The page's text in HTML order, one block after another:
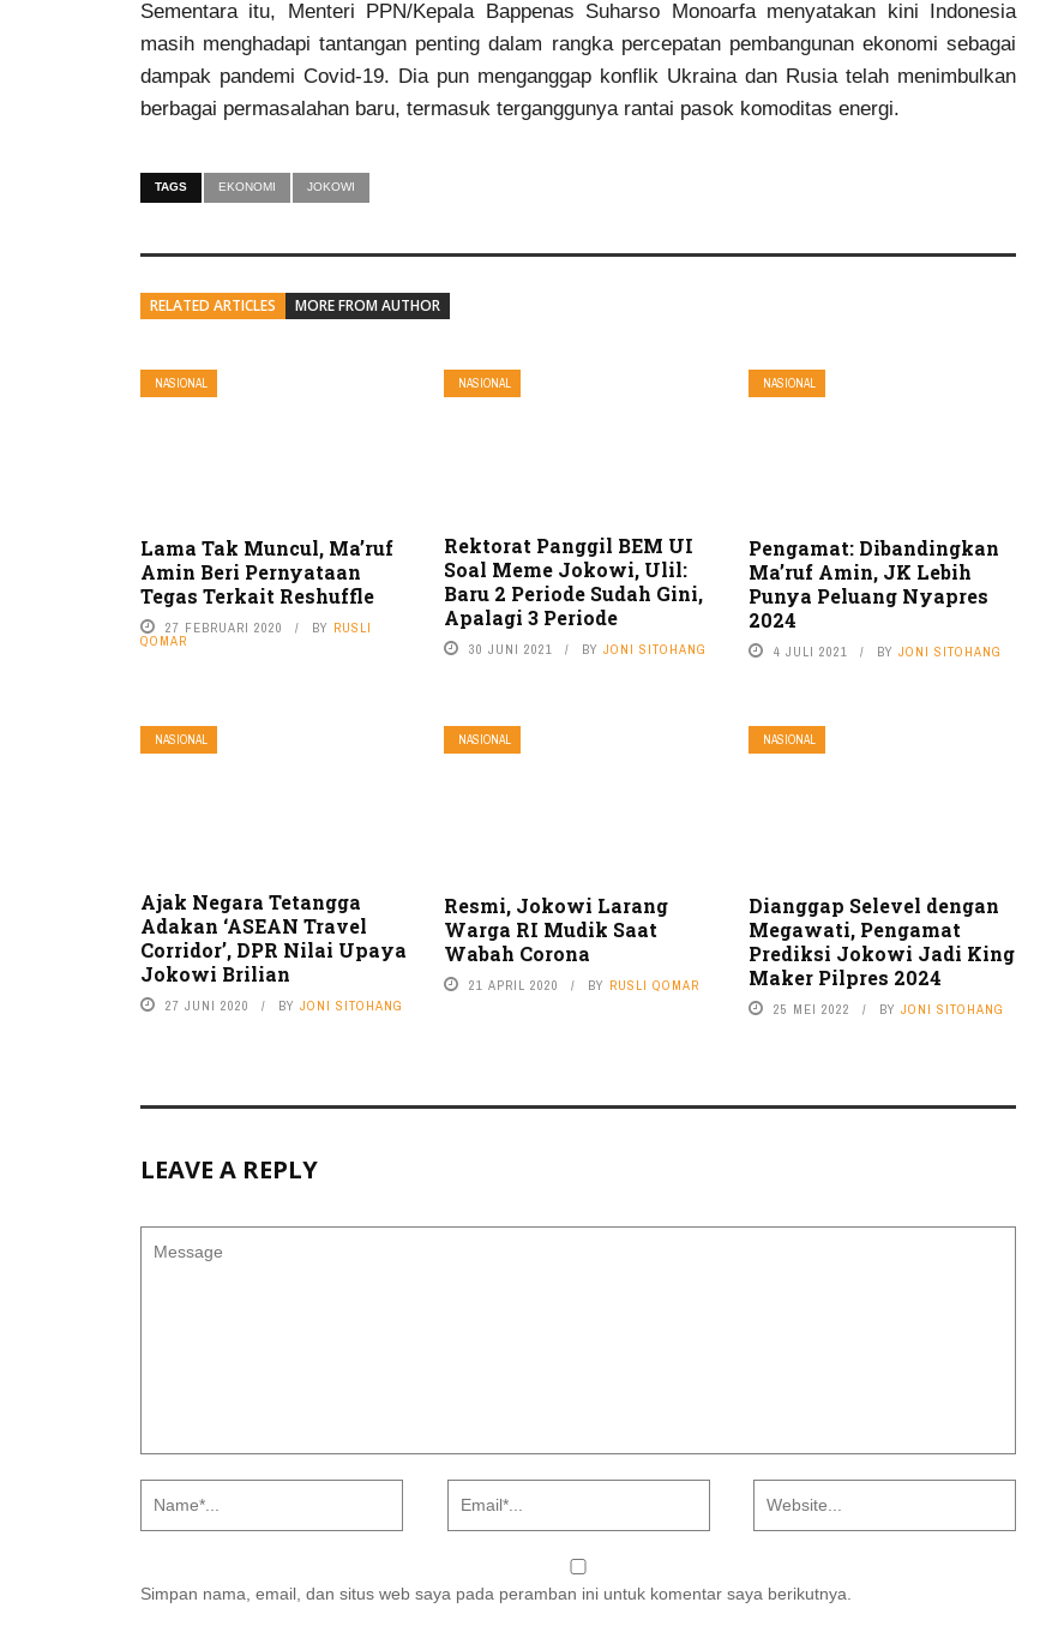
Sementara itu, Menteri PPN/Kepala Bappenas Suharso Monoarfa menyatakan kini Indonesia
masih menghadapi tantangan penting dalam rangka percepatan pembangunan ekonomi sebagai
dampak pandemi Covid-19. Dia pun menganggap konflik Ukraina dan Rusia telah menimbulkan
berbagai permasalahan baru, termasuk terganggunya rantai pasok komoditas energi.
TAGS EKONOMI JOKOWI
RELATED ARTICLES MORE FROM AUTHOR
NASIONAL
Lama Tak Muncul, Ma’ruf
Amin Beri Pernyataan
Tegas Terkait Reshuffle
27 FEBRUARI 2020 BY RUSLI
QOMAR
NASIONAL
Rektorat Panggil BEM UI
Soal Meme Jokowi, Ulil:
Baru 2 Periode Sudah Gini,
Apalagi 3 Periode
30 JUNI 2021 BYJONI SITOHANG
NASIONAL
Pengamat: Dibandingkan
Ma’ruf Amin, JK Lebih
Punya Peluang Nyapres
2024
4 JULI 2021 BY JONI SITOHANG
NASIONAL
Ajak Negara Tetangga
Adakan ‘ASEAN Travel
Corridor’, DPR Nilai Upaya
Jokowi Brilian
27 JUNI 2020 BY JONI SITOHANG
NASIONAL
Resmi, Jokowi Larang
Warga RI Mudik Saat
Wabah Corona
21 APRIL 2020 BY RUSLI QOMAR
NASIONAL
Dianggap Selevel dengan
Megawati, Pengamat
Prediksi Jokowi Jadi King
Maker Pilpres 2024
25 MEI 2022 BY JONI SITOHANG
LEAVE A REPLY
Simpan nama, email, dan situs web saya pada peramban ini untuk komentar saya berikutnya.